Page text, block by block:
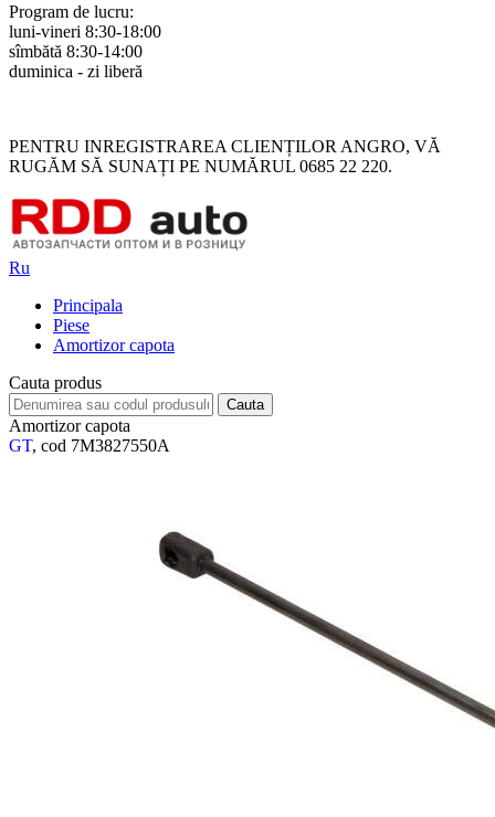
Program de lucru:
luni-vineri 8:30-18:00
sîmbătă 8:30-14:00
duminica - zi liberă
PENTRU INREGISTRAREA CLIENȚILOR ANGRO, VĂ
RUGĂM SĂ SUNAȚI PE NUMĂRUL 0685 22 220.
Ru
Principala
Piese
Amortizor capota
Cauta produs
Amortizor capota
GT, cod 7M3827550A